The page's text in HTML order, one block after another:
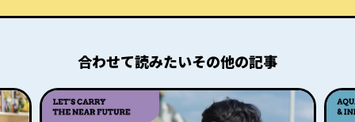
合わせて読みたいその他の記事